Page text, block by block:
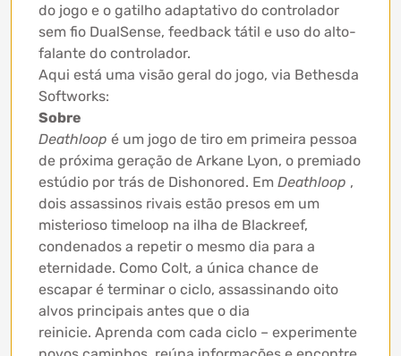
do jogo e o gatilho adaptativo do controlador
sem fio DualSense, feedback tátil e uso do alto-
falante do controlador.
Aqui está uma visão geral do jogo, via Bethesda
Softworks:
Sobre
Deathloop é um jogo de tiro em primeira pessoa
de próxima geração de Arkane Lyon, o premiado
estúdio por trás de Dishonored. Em Deathloop ,
dois assassinos rivais estão presos em um
misterioso timeloop na ilha de Blackreef,
condenados a repetir o mesmo dia para a
eternidade. Como Colt, a única chance de
escapar é terminar o ciclo, assassinando oito
alvos principais antes que o dia
reinicie. Aprenda com cada ciclo – experimente